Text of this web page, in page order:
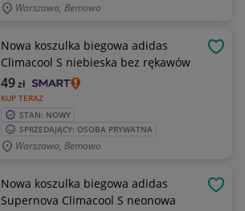
Warszawa, Bemowo
Nowa koszulka biegowa adidas
Climacool S niebieska bez rękawów
KUP TERAZ
49zł
STAN: NOWY
SPRZEDAJĄCY: OSOBA PRYWATNA
Warszawa, Bemowo
Nowa koszulka biegowa adidas
Supernova Climacool S neonowa